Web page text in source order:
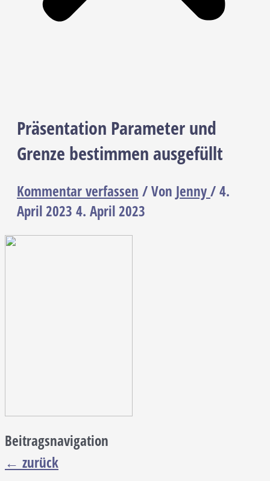
Präsentation Parameter und
Grenze bestimmen ausgefüllt
Kommentar verfassen / Von Jenny/4.
April 2023 4. April 2023
Beitragsnavigation
← zurück